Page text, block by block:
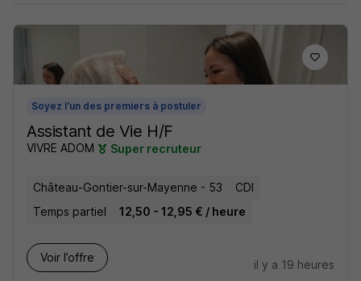
Soyez l'un des premiers à postuler
Assistant de Vie H/F
VIVRE ADOM Super recruteur
Château-Gontier-sur-Mayenne - 53
CDI
Temps partiel
12,50 - 12,95 € / heure
Voir l’offre
il y a 19 heures